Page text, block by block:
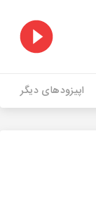
اپیزودهای دیگر